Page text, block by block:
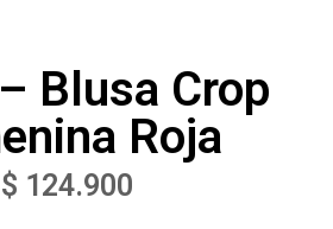
Blusa Crop
Roja
$ 124.900